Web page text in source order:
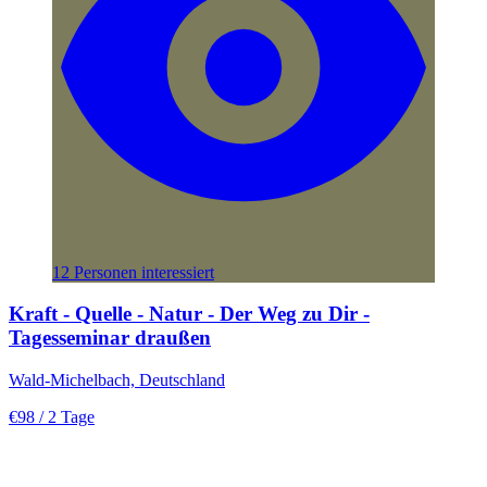
12 Personen interessiert
Kraft - Quelle - Natur - Der Weg zu Dir -
Tagesseminar draußen
Wald-Michelbach, Deutschland
€98 / 2 Tage